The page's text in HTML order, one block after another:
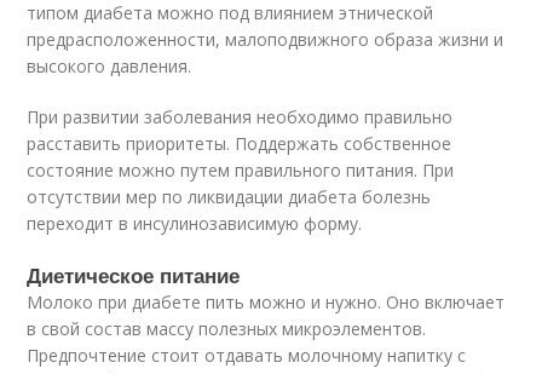
типом диабета можно под влиянием этнической
предрасположенности, малоподвижного образа жизни и
высокого давления.
При развитии заболевания необходимо правильно
расставить приоритеты. Поддержать собственное
состояние можно путем правильного питания. При
отсутствии мер по ликвидации диабета болезнь
переходит в инсулинозависимую форму.
Диетическое питание
Молоко при диабете пить можно и нужно. Оно включает
в свой состав массу полезных микроэлементов.
Предпочтение стоит отдавать молочному напитку с